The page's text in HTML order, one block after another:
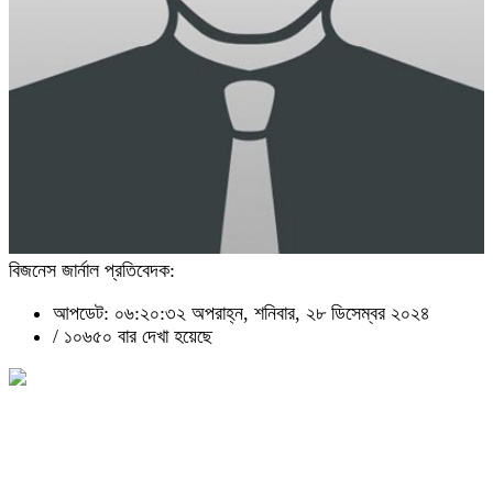
বিজনেস জার্নাল প্রতিবেদক:
আপডেট: ০৬:২০:৩২ অপরাহ্ন, শনিবার, ২৮ ডিসেম্বর ২০২৪
/ ১০৬৫০ বার দেখা হয়েছে